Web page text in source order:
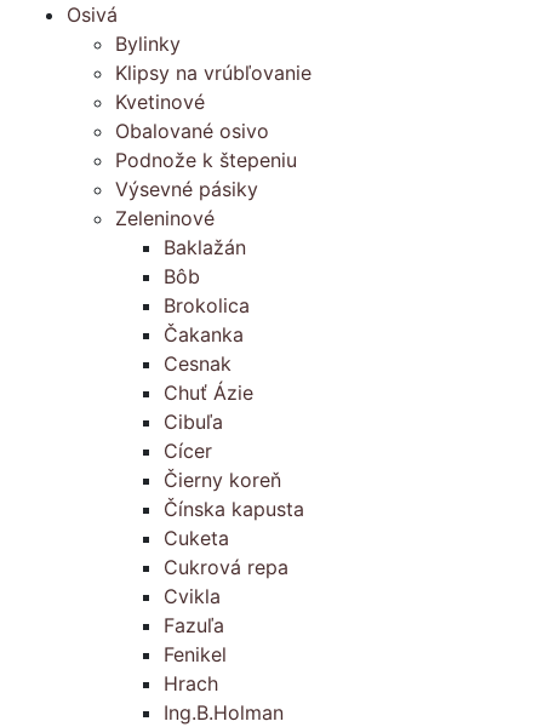
Osivá
Bylinky
Klipsy na vrúbľovanie
Kvetinové
Obalované osivo
Podnože k štepeniu
Výsevné pásiky
Zeleninové
Baklažán
Bôb
Brokolica
Čakanka
Cesnak
Chuť Ázie
Cibuľa
Cícer
Čierny koreň
Čínska kapusta
Cuketa
Cukrová repa
Cvikla
Fazuľa
Fenikel
Hrach
Ing.B.Holman